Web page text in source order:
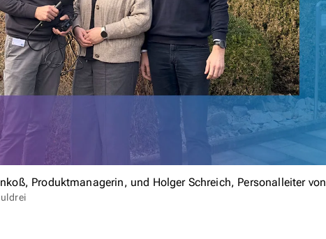
Produktmanagerin, und Holger Schreich, Personalleiter von